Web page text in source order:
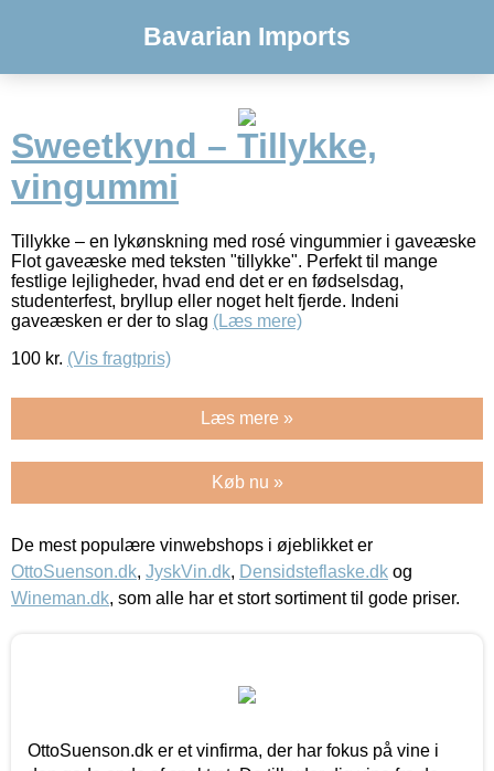
Bavarian Imports
Sweetkynd – Tillykke,
vingummi
Tillykke – en lykønskning med rosé vingummier i gaveæske
Flot gaveæske med teksten "tillykke". Perfekt til mange
festlige lejligheder, hvad end det er en fødselsdag,
studenterfest, bryllup eller noget helt fjerde. Indeni
gaveæsken er der to slag (Læs mere)
100 kr. (Vis fragtpris)
Læs mere »
Køb nu »
De mest populære vinwebshops i øjeblikket er
OttoSuenson.dk, JyskVin.dk, Densidsteflaske.dk og
Wineman.dk, som alle har et stort sortiment til gode priser.
OttoSuenson.dk er et vinfirma, der har fokus på vine i